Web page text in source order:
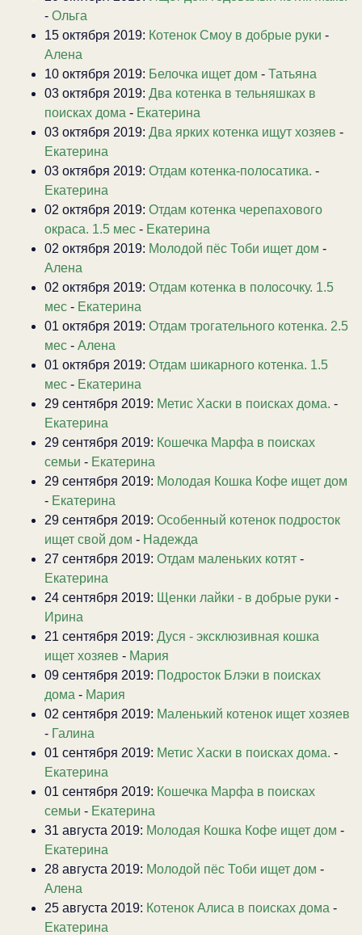
- Ольга
15 октября 2019: Котенок Смоу в добрые руки -
Алена
10 октября 2019: Белочка ищет дом - Татьяна
03 октября 2019: Два котенка в тельняшках в
поисках дома - Екатерина
03 октября 2019: Два ярких котенка ищут хозяев -
Екатерина
03 октября 2019: Отдам котенка-полосатика. -
Екатерина
02 октября 2019: Отдам котенка черепахового
окраса. 1.5 мес - Екатерина
02 октября 2019: Молодой пёс Тоби ищет дом -
Алена
02 октября 2019: Отдам котенка в полосочку. 1.5
мес - Екатерина
01 октября 2019: Отдам трогательного котенка. 2.5
мес - Алена
01 октября 2019: Отдам шикарного котенка. 1.5
мес - Екатерина
29 сентября 2019: Метис Хаски в поисках дома. -
Екатерина
29 сентября 2019: Кошечка Марфа в поисках
семьи - Екатерина
29 сентября 2019: Молодая Кошка Кофе ищет дом
- Екатерина
29 сентября 2019: Особенный котенок подросток
ищет свой дом - Надежда
27 сентября 2019: Отдам маленьких котят -
Екатерина
24 сентября 2019: Щенки лайки - в добрые руки -
Ирина
21 сентября 2019: Дуся - эксклюзивная кошка
ищет хозяев - Мария
09 сентября 2019: Подросток Блэки в поисках
дома - Мария
02 сентября 2019: Маленький котенок ищет хозяев
- Галина
01 сентября 2019: Метис Хаски в поисках дома. -
Екатерина
01 сентября 2019: Кошечка Марфа в поисках
семьи - Екатерина
31 августа 2019: Молодая Кошка Кофе ищет дом -
Екатерина
28 августа 2019: Молодой пёс Тоби ищет дом -
Алена
25 августа 2019: Котенок Алиса в поисках дома -
Екатерина